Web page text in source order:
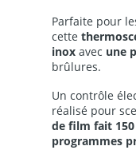
Parfaite pour
cette
inox avec une
brûlures.
Un contrôle
réalisé pour
de film fait
programmes